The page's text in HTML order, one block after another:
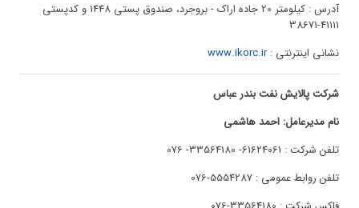
آدرس : کیلومتر 20 جاده اراک - بروجرد، صندوق پستی 1448 و کدپستی
41111-38671
نشانی اینترنتی :www.ikorc.ir
شرکت پالایش نفت بندر عباس
نام مدیرعامل: احمد هاشمی
تلفن شرکت : 61624061- 33564180- 076
تلفن روابط عمومی : 5554287-076